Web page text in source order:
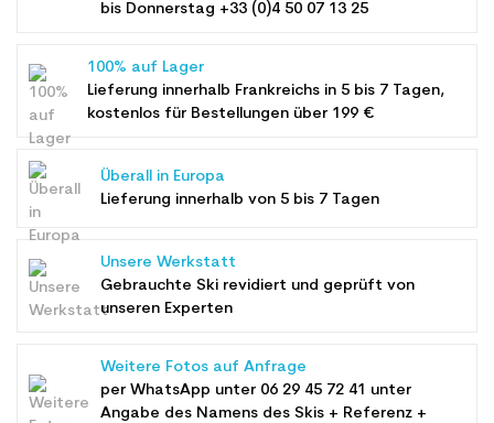
bis Donnerstag +33 (0)4 50 07 13 25
100% auf Lager
Lieferung innerhalb Frankreichs in 5 bis 7 Tagen,
kostenlos für Bestellungen über 199 €
Überall in Europa
Lieferung innerhalb von 5 bis 7 Tagen
Unsere Werkstatt
Gebrauchte Ski revidiert und geprüft von
unseren Experten
Weitere Fotos auf Anfrage
per WhatsApp unter 06 29 45 72 41 unter
Angabe des Namens des Skis + Referenz +